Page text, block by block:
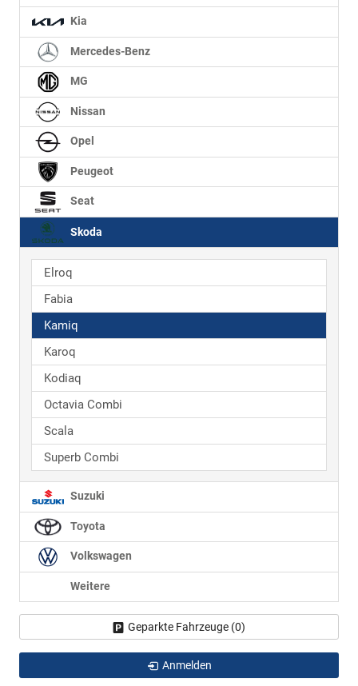
Kia
Mercedes-Benz
MG
Nissan
Opel
Peugeot
Seat
Skoda
Elroq
Fabia
Kamiq
Karoq
Kodiaq
Octavia Combi
Scala
Superb Combi
Suzuki
Toyota
Volkswagen
Weitere
Geparkte Fahrzeuge (0)
Anmelden